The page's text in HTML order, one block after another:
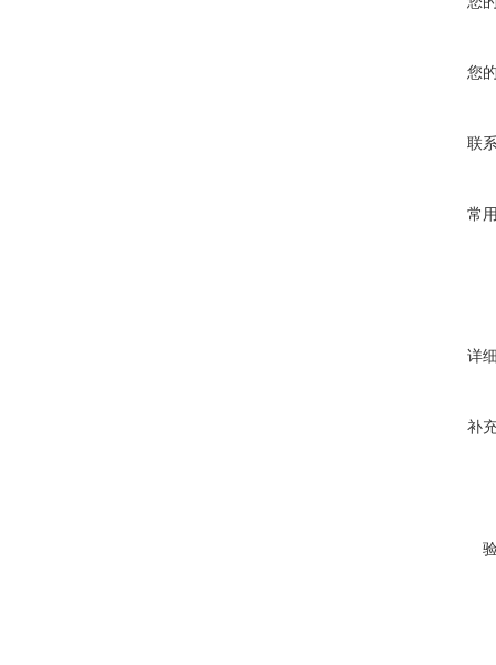
您
联
常
详
补